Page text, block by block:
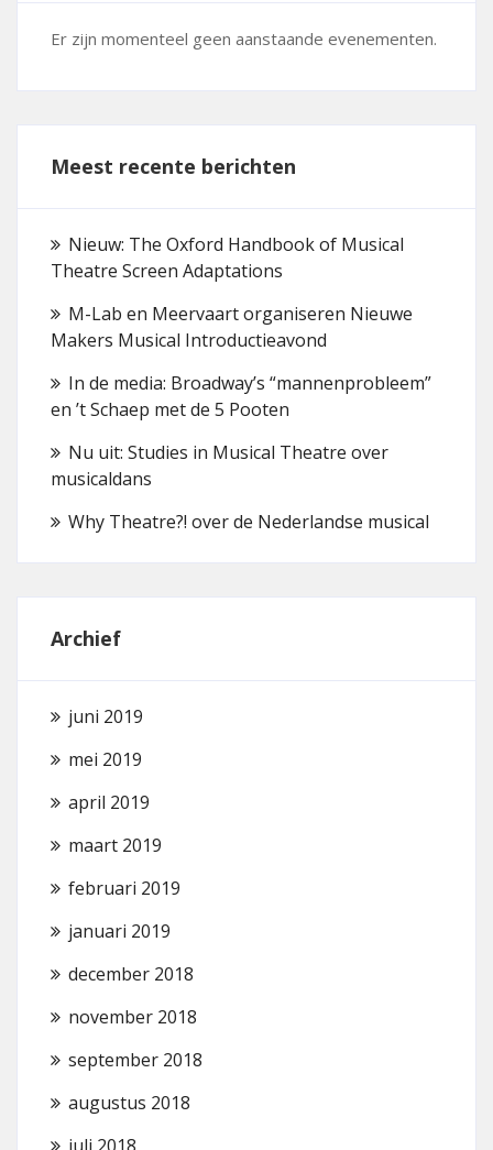
Er zijn momenteel geen aanstaande evenementen.
Meest recente berichten
Nieuw: The Oxford Handbook of Musical
Theatre Screen Adaptations
M-Lab en Meervaart organiseren Nieuwe
Makers Musical Introductieavond
In de media: Broadway’s “mannenprobleem”
en ’t Schaep met de 5 Pooten
Nu uit: Studies in Musical Theatre over
musicaldans
Why Theatre?! over de Nederlandse musical
Archief
juni 2019
mei 2019
april 2019
maart 2019
februari 2019
januari 2019
december 2018
november 2018
september 2018
augustus 2018